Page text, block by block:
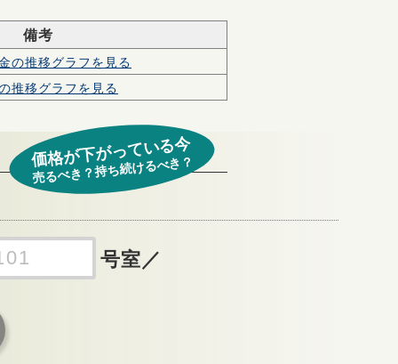
備考
の推移グラフを見る
推移グラフを見る
号室 ／
価格が下がっている今
売るべき？持ち続けるべき？